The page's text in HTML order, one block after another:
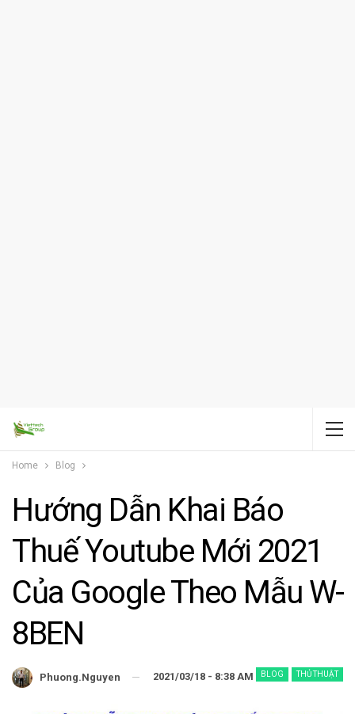
Home Blog
Hướng Dẫn Khai Báo
Thuế Youtube Mới 2021
Của Google Theo Mẫu W-
8BEN
BLOG THỦ THUẬT
Phuong.nguyen 2021/03/18 - 8:38 AM